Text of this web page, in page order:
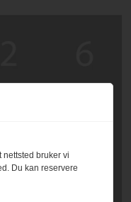
nettsted bruker vi
Du kan reservere